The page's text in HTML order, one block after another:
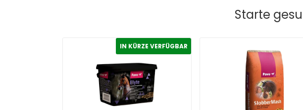
Starte
IN KÜRZE VERFÜGBAR